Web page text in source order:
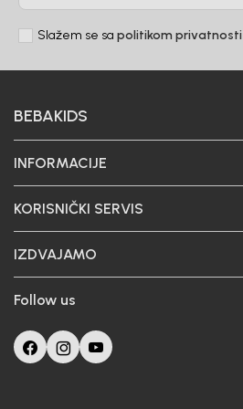
Slažem se sa politikom privatnosti
BEBAKIDS
INFORMACIJE
KORISNIČKI SERVIS
IZDVAJAMO
Follow us